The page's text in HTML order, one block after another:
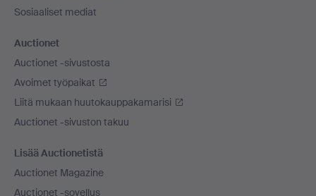
Sosiaaliset mediat
Auctionet
Auctionet -sivustosta
Avoimet työpaikat
Liitä mukaan huutokauppakamarisi
Auctionet -sivuston takuu
Lisää Auctionetistä
Auctionet Magazine
Auctionet -sovellus